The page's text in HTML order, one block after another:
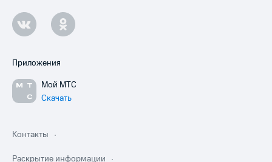
Приложения
Мой МТС
Скачать
Контакты
Раскрытие информации